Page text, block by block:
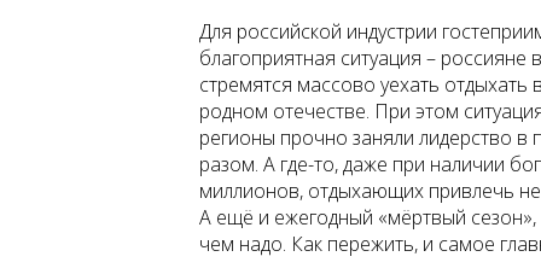
Для российской индустрии
благоприятная ситуация –
стремятся массово уехать
родном отечестве. При этом
регионы прочно заняли лидерство в
разом. А где-то, даже при наличии
миллионов, отдыхающих привлечь
А ещё и ежегодный «мёртвый
чем надо. Как пережить, и самое